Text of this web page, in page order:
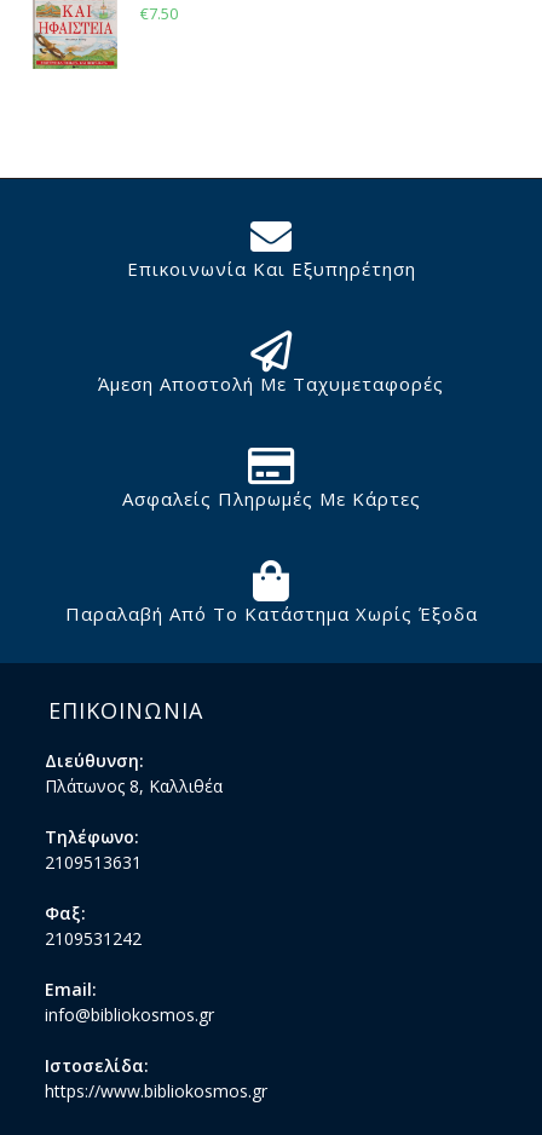
€7.50
Επικοινωνία Και Εξυπηρέτηση
Άμεση Αποστολή Με Ταχυμεταφορές
Ασφαλείς Πληρωμές Με Κάρτες
Παραλαβή Από Το Κατάστημα Χωρίς Έξοδα
ΕΠΙΚΟΙΝΩΝΙΑ
Διεύθυνση:
Πλάτωνος 8, Καλλιθέα
Τηλέφωνο:
2109513631
Φαξ:
2109531242
Email:
info@bibliokosmos.gr
Ιστοσελίδα:
https://www.bibliokosmos.gr